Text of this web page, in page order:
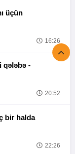
üçün
16:26
Tofiq Musayevdən UFC-də ikinci qələbə -
20:52
bir halda
22:26